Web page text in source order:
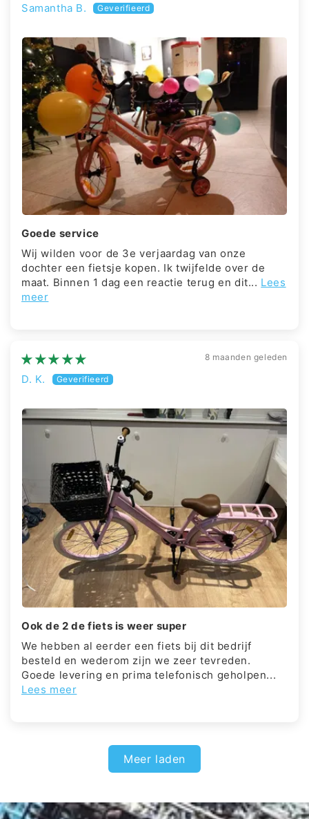
Samantha B.
Goede service
Wij wilden voor de 3e verjaardag van onze
dochter een fietsje kopen. Ik twijfelde over de
maat. Binnen 1 dag een reactie terug en dit... Lees
meer
8 maanden geleden
D. K.
Ook de 2 de fiets is weer super
We hebben al eerder een fiets bij dit bedrijf
besteld en wederom zijn we zeer tevreden.
Goede levering en prima telefonisch geholpen...
Lees meer
Meer laden